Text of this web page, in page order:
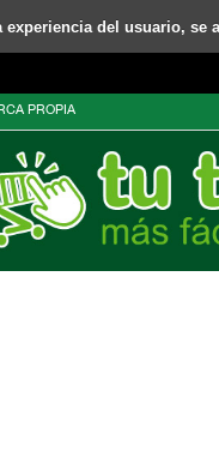
del usuario, se
PROPIA